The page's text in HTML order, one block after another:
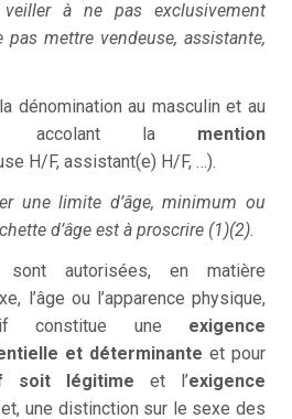
à ne pas exclusivement
mettre vendeuse, assistante,
dénomination au masculin et au
accolant la mention
H/F, assistant(e) H/F, …).
une limite d’âge, minimum ou
d’âge est à proscrire (1)(2).
sont autorisées, en matière
l’âge ou l’apparence physique,
constitue une exigence
et déterminante et pour
soit légitime et l’exigence
une distinction sur le sexe des